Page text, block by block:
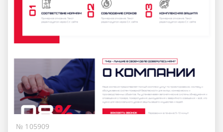
№ 105909